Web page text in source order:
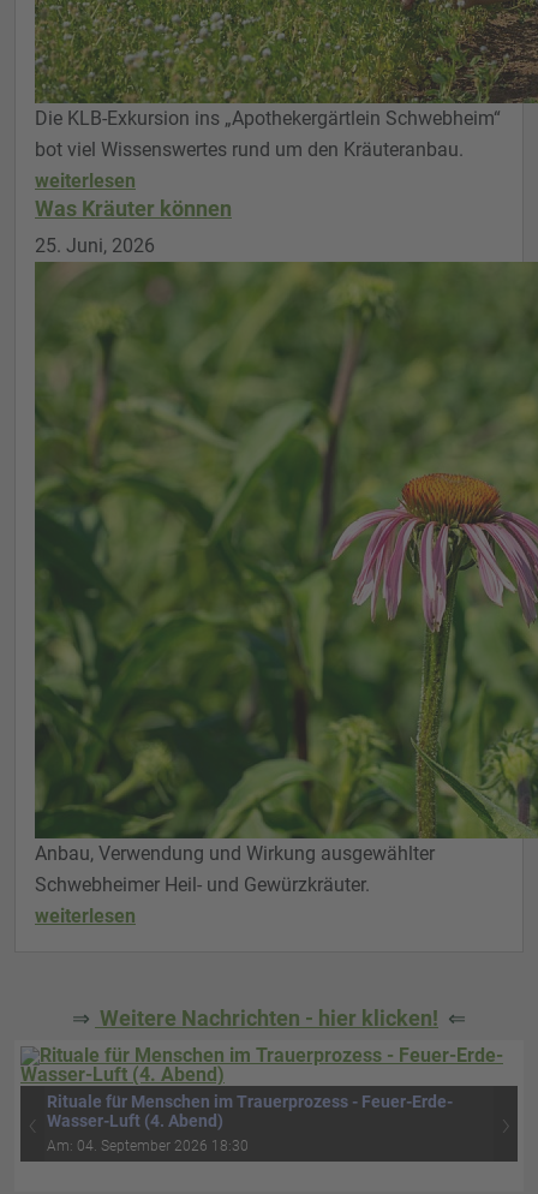
Die KLB-Exkursion ins „Apothekergärtlein Schwebheim“
bot viel Wissenswertes rund um den Kräuteranbau.
weiterlesen
Was Kräuter können
25. Juni, 2026
Anbau, Verwendung und Wirkung ausgewählter
Schwebheimer Heil- und Gewürzkräuter.
weiterlesen
⇒ Weitere Nachrichten - hier klicken! ⇐
Rituale für Menschen im Trauerprozess - Feuer-Erde-
Wasser-Luft (4. Abend)
Am: 04. September 2026 18:30
‹ ›